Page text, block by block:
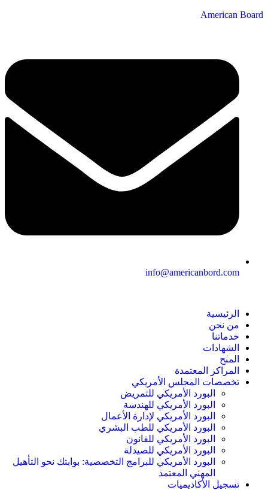
American Board
info@americanbord.com
الرئيسية
من نحن
خدماتنا
الشهادات
المنح
المراكز المعتمدة
تخصصات المجلس الأمريكي
البورد الأمريكي للتمريض
البورد الأمريكي للهندسة
البورد الأمريكي لإدارة الأعمال
البورد الأمريكي للطب البشري
البورد الأمريكي للقانون
البورد الأمريكي للصيدلة
البورد الأمريكي للبرامج التخصصية: بوابتك نحو التأهيل
المهني المعتمد
تسجيل الأكاديميات